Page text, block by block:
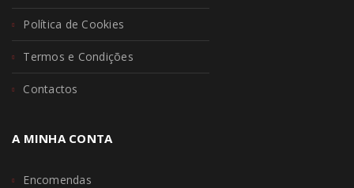
Política de Cookies
Termos e Condições
Contactos
A MINHA CONTA
Encomendas